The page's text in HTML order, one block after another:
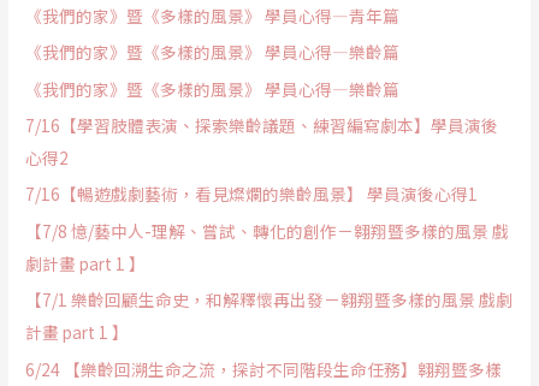
《我們的家》暨《多樣的風景》 學員心得—青年篇
《我們的家》暨《多樣的風景》 學員心得—樂齡篇
《我們的家》暨《多樣的風景》 學員心得—樂齡篇
7/16【學習肢體表演、探索樂齡議題、練習編寫劇本】學員演後
心得2
7/16【暢遊戲劇藝術，看見燦爛的樂齡風景】 學員演後心得1
【7/8 憶/藝中人-理解、嘗試、轉化的創作－翱翔暨多樣的風景 戲
劇計畫 part 1 】
【7/1 樂齡回顧生命史，和解釋懷再出發－翱翔暨多樣的風景 戲劇
計畫 part 1 】
6/24 【樂齡回溯生命之流，探討不同階段生命任務】翱翔暨多樣